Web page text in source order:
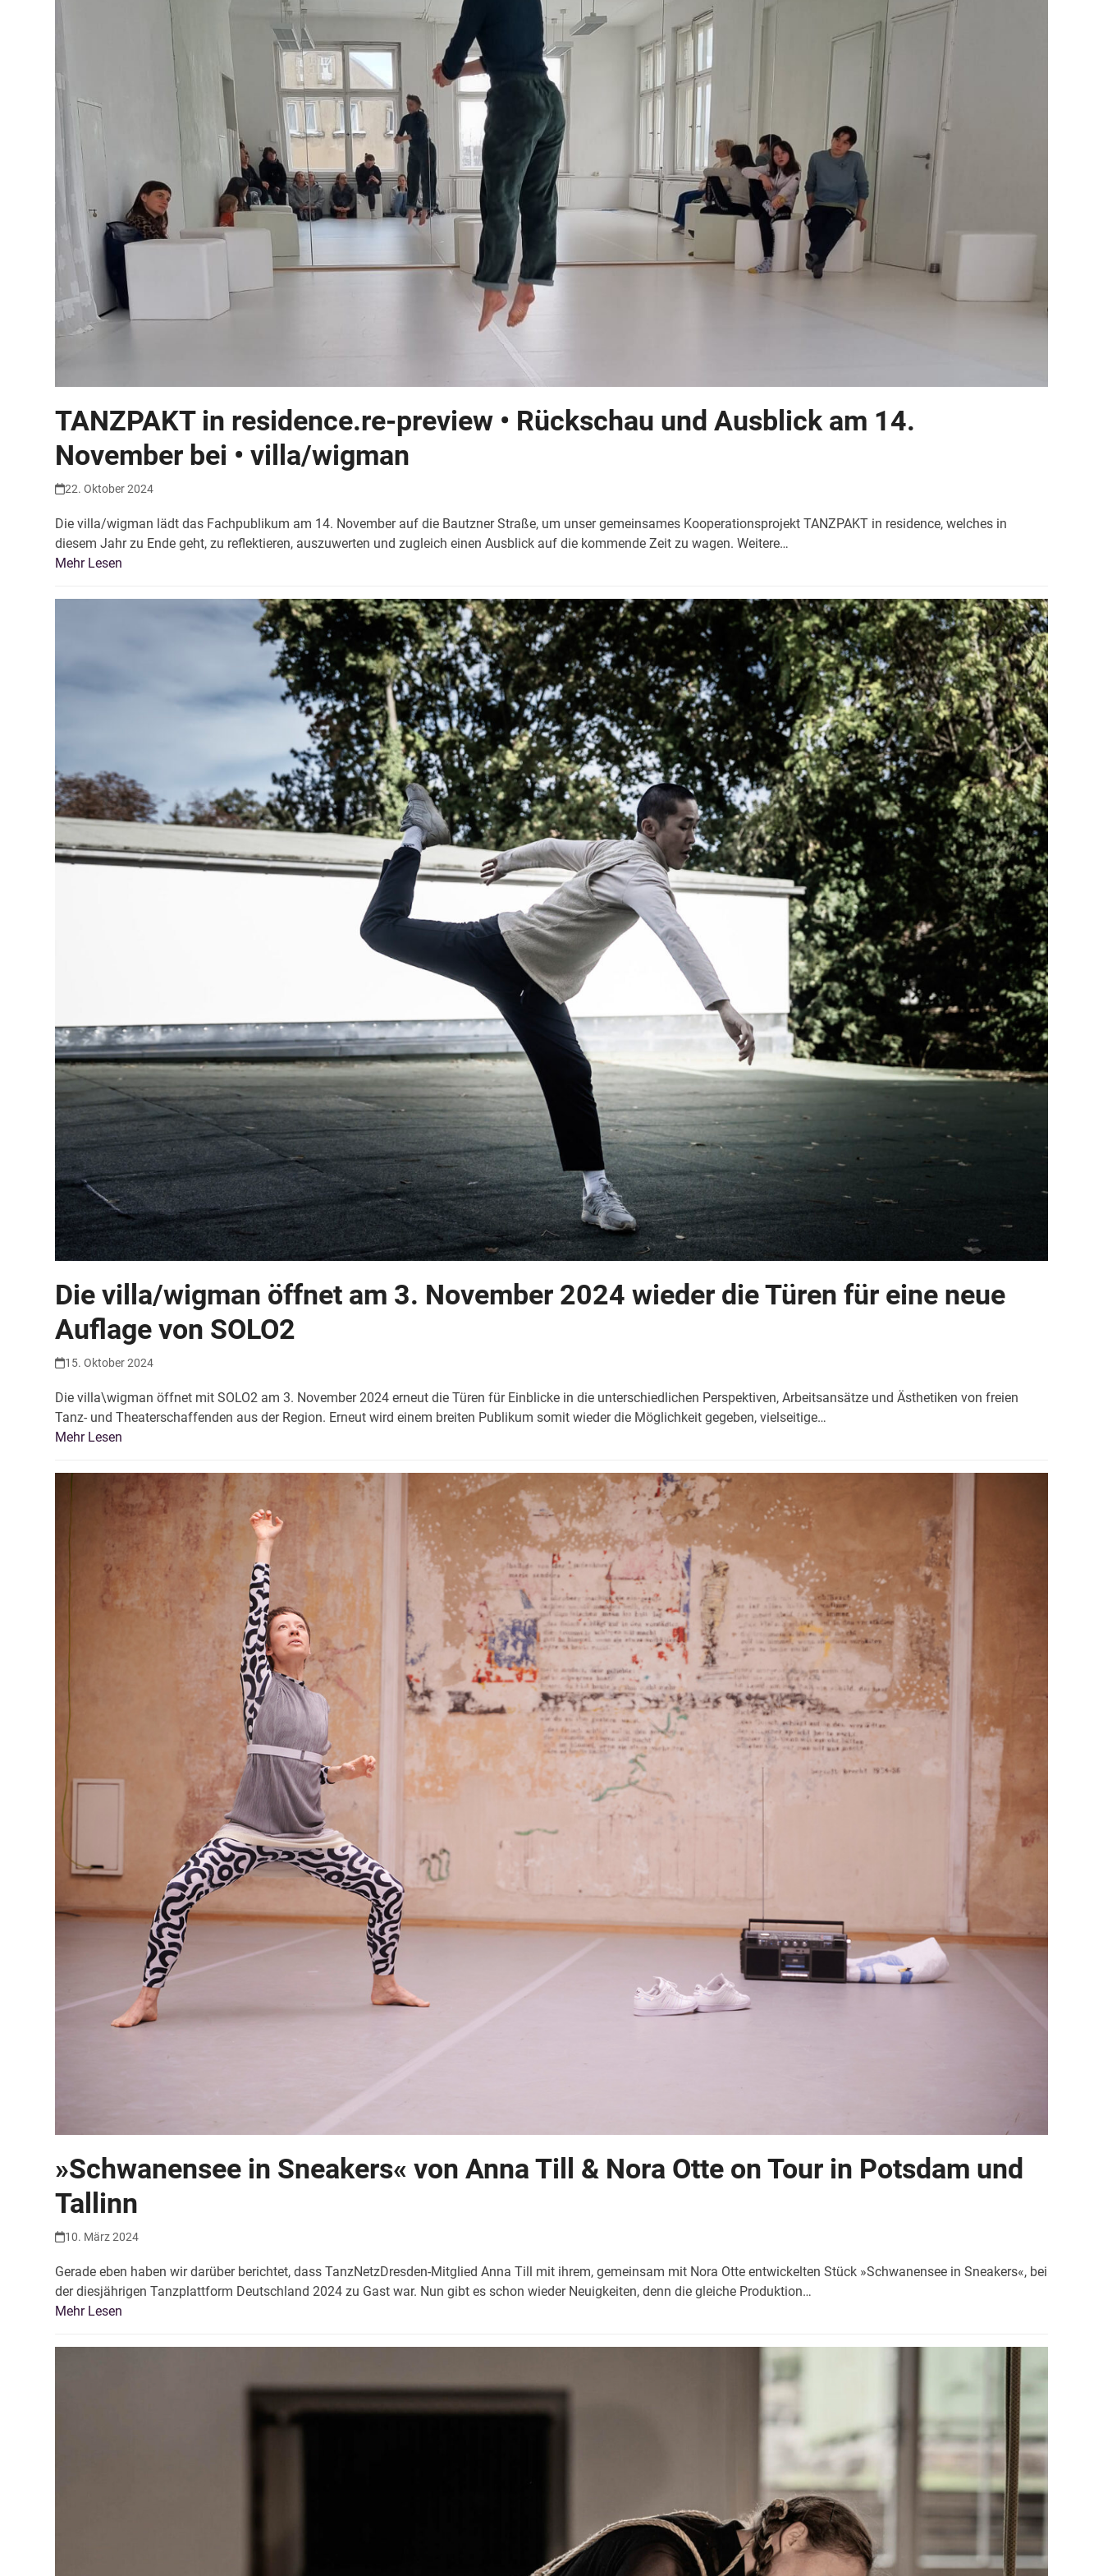
TANZPAKT in residence.re-preview • Rückschau und Ausblick am 14.
November bei • villa/wigman
22. Oktober 2024
Die villa/wigman lädt das Fachpublikum am 14. November auf die Bautzner Straße, um unser gemeinsames Kooperationsprojekt TANZPAKT in residence, welches in
diesem Jahr zu Ende geht, zu reflektieren, auszuwerten und zugleich einen Ausblick auf die kommende Zeit zu wagen. Weitere…
Mehr Lesen
Die villa/wigman öffnet am 3. November 2024 wieder die Türen für eine neue
Auflage von SOLO2
15. Oktober 2024
Die villa\wigman öffnet mit SOLO2 am 3. November 2024 erneut die Türen für Einblicke in die unterschiedlichen Perspektiven, Arbeitsansätze und Ästhetiken von freien
Tanz- und Theaterschaffenden aus der Region. Erneut wird einem breiten Publikum somit wieder die Möglichkeit gegeben, vielseitige…
Mehr Lesen
»Schwanensee in Sneakers« von Anna Till & Nora Otte on Tour in Potsdam und
Tallinn
10. März 2024
Gerade eben haben wir darüber berichtet, dass TanzNetzDresden-Mitglied Anna Till mit ihrem, gemeinsam mit Nora Otte entwickelten Stück »Schwanensee in Sneakers«, bei
der diesjährigen Tanzplattform Deutschland 2024 zu Gast war. Nun gibt es schon wieder Neuigkeiten, denn die gleiche Produktion…
Mehr Lesen